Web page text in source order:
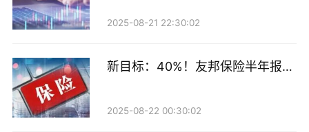
“分红+回购”返还37亿美元
2025年上半年，友邦保险透过股息及股份回购向股东返
还了37亿美元，扣除后内涵价值权益为736.70亿美元，
按实质汇率计算，每股增长5%。
2025-08-21 22:30:02
新目标：40%！友邦保险半年报出
2025-08-22 00:30:02